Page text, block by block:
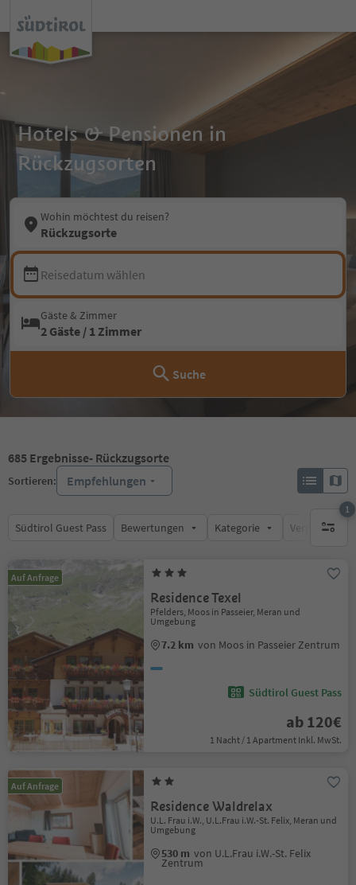
Hotels & Pensionen in
Rückzugsorten
Wohin möchtest du reisen?
Rückzugsorte
Reisedatum wählen
Gäste & Zimmer
2 Gäste / 1 Zimmer
Suche
685 Ergebnisse- Rückzugsorte
Sortieren: Empfehlungen
Südtirol Guest Pass Bewertungen Kategorie
1
1
Auf Anfrage
Residence Texel
Pfelders, Moos in Passeier, Meran und
Umgebung
7.2 km von Moos in Passeier Zentrum
Südtirol Guest Pass
ab 120€
1 Nacht / 1 Apartment Inkl. MwSt.
Auf Anfrage
Residence Waldrelax
U.L. Frau i.W., U.L.Frau i.W.-St. Felix, Meran und
Umgebung
530 m von U.L.Frau i.W.-St. Felix
Zentrum